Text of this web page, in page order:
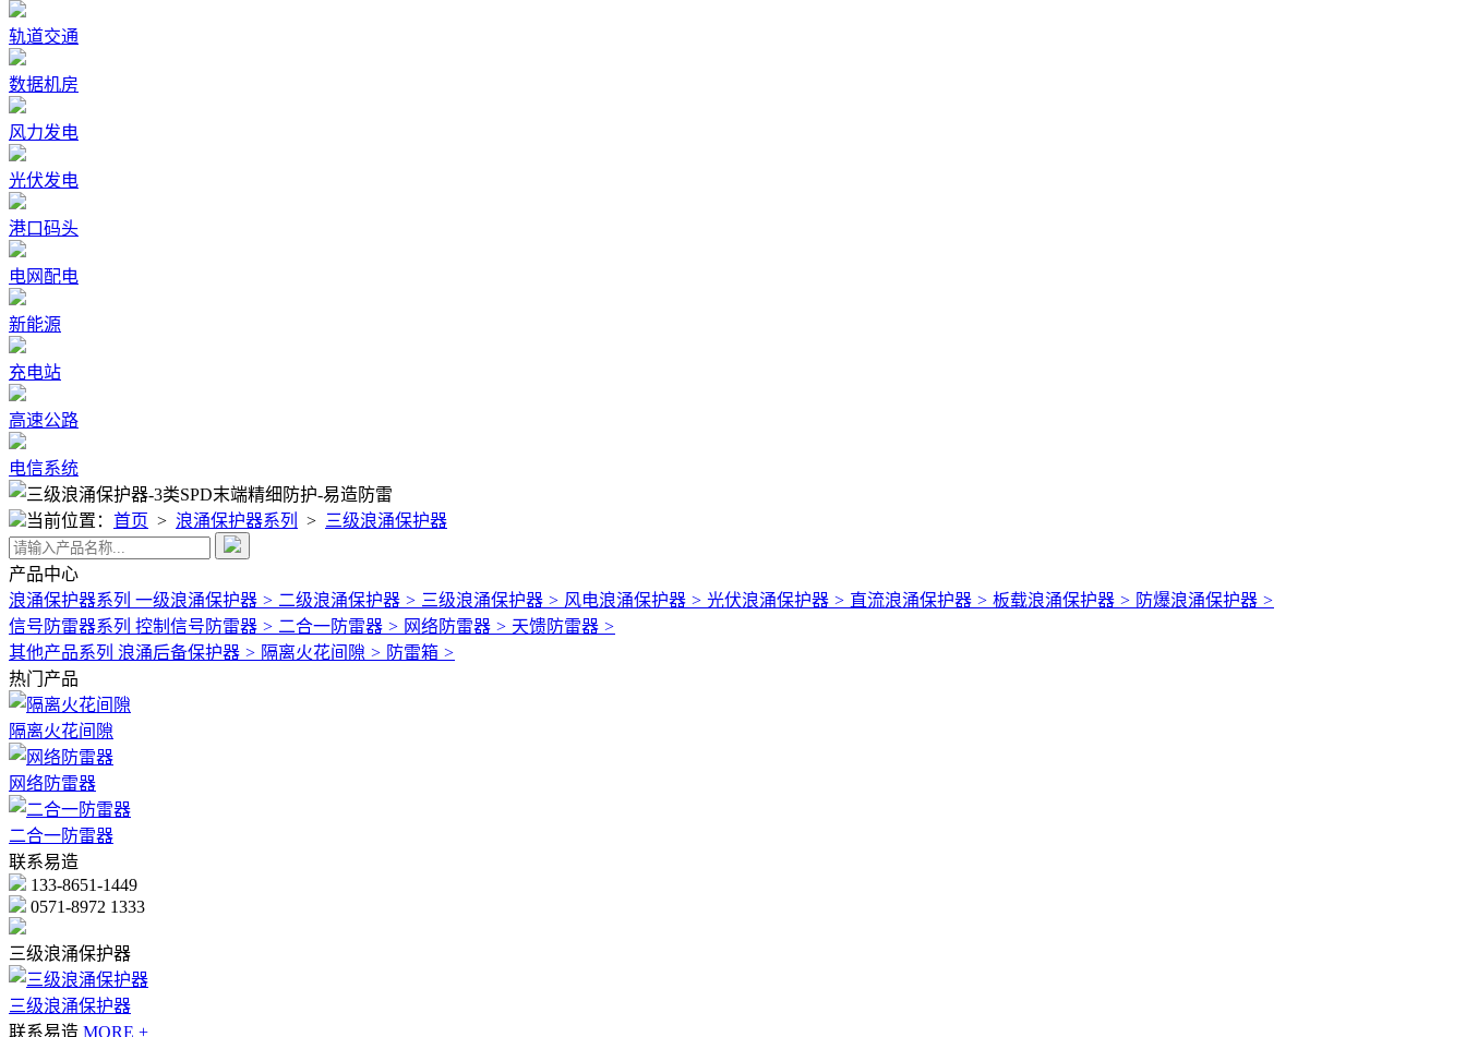
轨道交通
数据机房
风力发电
光伏发电
港口码头
电网配电
新能源
充电站
高速公路
电信系统
当前位置： 首页 > 浪涌保护器系列 > 三级浪涌保护器
产品中心
浪涌保护器系列 一级浪涌保护器 > 二级浪涌保护器 > 三级浪涌保护器 > 风电浪涌保护器 > 光伏浪涌保护器 > 直流浪涌保护器 > 板载浪涌保护器 > 防爆浪涌保护器 >
信号防雷器系列 控制信号防雷器 > 二合一防雷器 > 网络防雷器 > 天馈防雷器 >
其他产品系列 浪涌后备保护器 > 隔离火花间隙 > 防雷箱 >
热门产品
隔离火花间隙
网络防雷器
二合一防雷器
联系易造
133-8651-1449
0571-8972 1333
三级浪涌保护器
三级浪涌保护器
联系易造 MORE +